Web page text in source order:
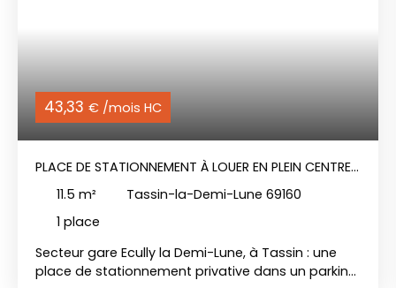
43,33 € /mois HC
PLACE DE STATIONNEMENT À LOUER EN PLEIN CENTRE
DE TASSIN
11.5 m²
Tassin-la-Demi-Lune 69160
1 place
Secteur gare Ecully la Demi-Lune, à Tassin : une
place de stationnement privative dans un parking